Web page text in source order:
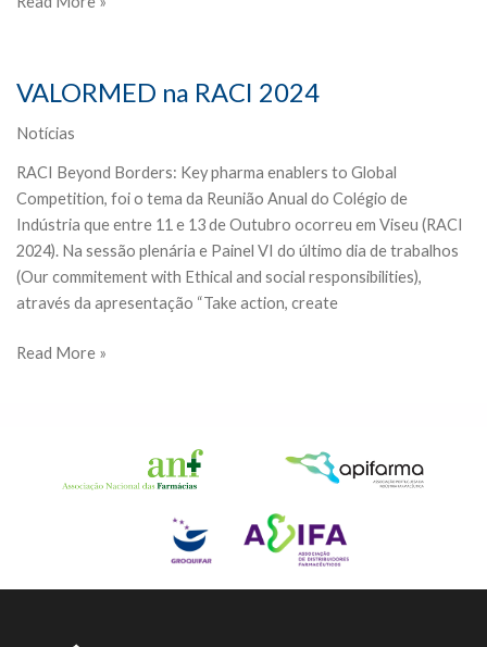
/
PRÉMIOS
AMBIENTE
VALORMED na RACI 2024
Notícias
RACI Beyond Borders: Key pharma enablers to Global
Competition, foi o tema da Reunião Anual do Colégio de
Indústria que entre 11 e 13 de Outubro ocorreu em Viseu (RACI
2024). Na sessão plenária e Painel VI do último dia de trabalhos
(Our commitement with Ethical and social responsibilities),
através da apresentação “Take action, create
VALORMED
Read More »